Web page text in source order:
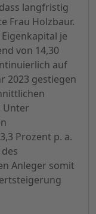
langfristig
Frau Holzbaur.
je
von 14,30
auf
2023 gestiegen
Unter
Prozent p. a.
Anleger somit